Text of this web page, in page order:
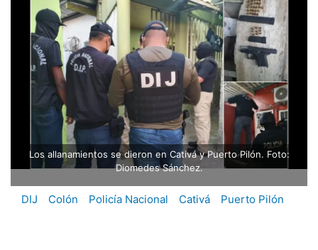
Los allanamientos se dieron en Cativá y Puerto Pilón. Foto:
Diomedes Sánchez.
DIJ Colón Policía Nacional Cativá Puerto Pilón